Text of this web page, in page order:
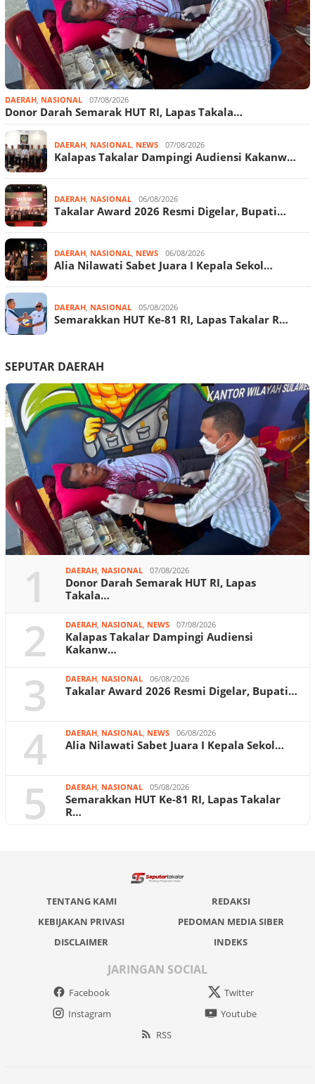
DAERAH, NASIONAL 07/08/2026
Donor Darah Semarak HUT RI, Lapas Takala…
DAERAH, NASIONAL, NEWS 07/08/2026
Kalapas Takalar Dampingi Audiensi Kakanw…
DAERAH, NASIONAL 06/08/2026
Takalar Award 2026 Resmi Digelar, Bupati…
DAERAH, NASIONAL, NEWS 06/08/2026
Alia Nilawati Sabet Juara I Kepala Sekol…
DAERAH, NASIONAL 05/08/2026
Semarakkan HUT Ke-81 RI, Lapas Takalar R…
SEPUTAR DAERAH
1 DAERAH, NASIONAL 07/08/2026
Donor Darah Semarak HUT RI, Lapas
Takala…
2 DAERAH, NASIONAL, NEWS 07/08/2026
Kalapas Takalar Dampingi Audiensi
Kakanw…
3 DAERAH, NASIONAL 06/08/2026
Takalar Award 2026 Resmi Digelar, Bupati…
4 DAERAH, NASIONAL, NEWS 06/08/2026
Alia Nilawati Sabet Juara I Kepala Sekol…
5 DAERAH, NASIONAL 05/08/2026
Semarakkan HUT Ke-81 RI, Lapas Takalar
R…
TENTANG KAMI
REDAKSI
KEBIJAKAN PRIVASI
PEDOMAN MEDIA SIBER
DISCLAIMER
INDEKS
JARINGAN SOCIAL
Facebook
Twitter
Instagram
Youtube
RSS